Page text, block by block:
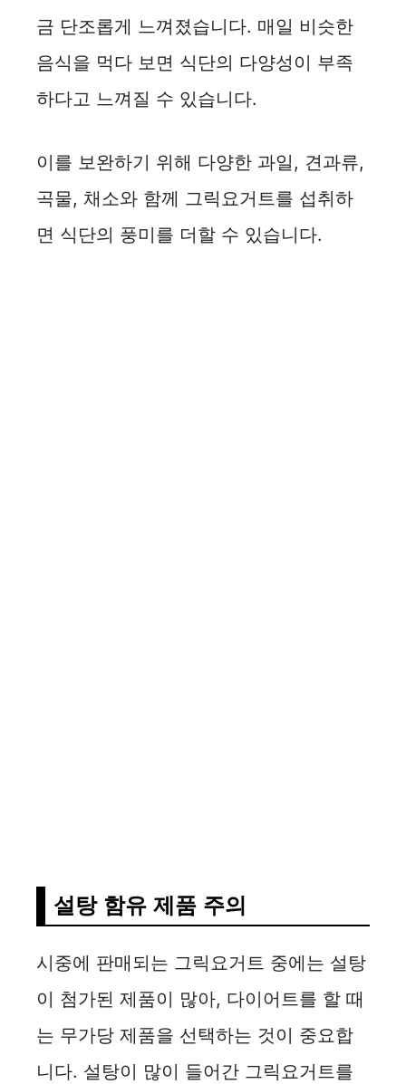
금 단조롭게 느껴졌습니다. 매일 비슷한
음식을 먹다 보면 식단의 다양성이 부족
하다고 느껴질 수 있습니다.
이를 보완하기 위해 다양한 과일, 견과류,
곡물, 채소와 함께 그릭요거트를 섭취하
면 식단의 풍미를 더할 수 있습니다.
설탕 함유 제품 주의
시중에 판매되는 그릭요거트 중에는 설탕
이 첨가된 제품이 많아, 다이어트를 할 때
는 무가당 제품을 선택하는 것이 중요합
니다. 설탕이 많이 들어간 그릭요거트를